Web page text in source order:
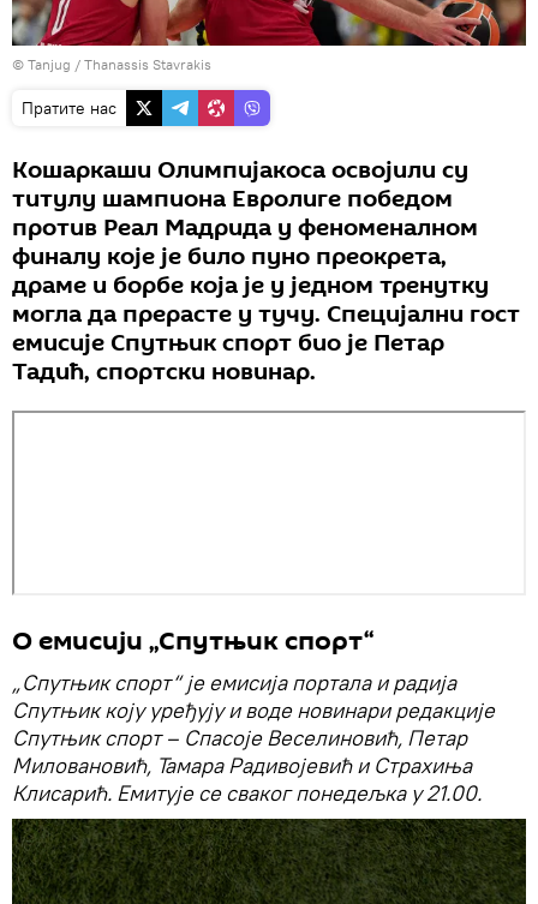
© Tanjug / Thanassis Stavrakis
Пратите нас
Кошаркаши Олимпијакоса освојили су
титулу шампиона Евролиге победом
против Реал Мадрида у феноменалном
финалу које је било пуно преокрета,
драме и борбе која је у једном тренутку
могла да прерасте у тучу. Специјални гост
емисије Спутњик спорт био је Петар
Тадић, спортски новинар.
О емисији „Спутњик спорт“
„Спутњик спорт“ је емисија портала и радија
Спутњик коју уређују и воде новинари редакције
Спутњик спорт – Спасоје Веселиновић, Петар
Миловановић, Тамара Радивојевић и Страхиња
Клисарић. Емитује се сваког понедељка у 21.00.